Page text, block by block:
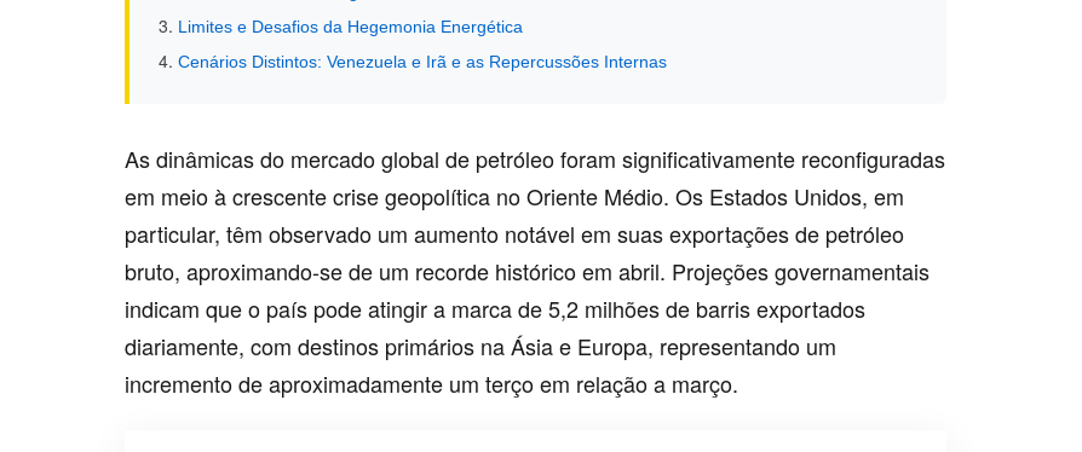
Limites e Desafios da Hegemonia Energética
Cenários Distintos: Venezuela e Irã e as Repercussões Internas
As dinâmicas do mercado global de petróleo foram significativamente reconfiguradas
em meio à crescente crise geopolítica no Oriente Médio. Os Estados Unidos, em
particular, têm observado um aumento notável em suas exportações de petróleo
bruto, aproximando-se de um recorde histórico em abril. Projeções governamentais
indicam que o país pode atingir a marca de 5,2 milhões de barris exportados
diariamente, com destinos primários na Ásia e Europa, representando um
incremento de aproximadamente um terço em relação a março.